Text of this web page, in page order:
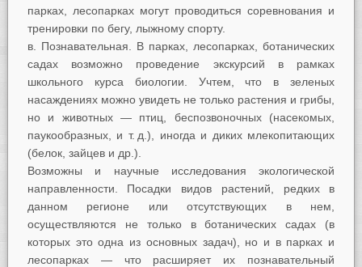
парках, лесопарках могут проводиться соревнования и
тренировки по бегу, лыжному спорту.
в. Познавательная. В парках, лесопарках, ботанических
садах возможно проведение экскурсий в рамках
школьного курса биологии. Учтем, что в зеленых
насаждениях можно увидеть не только растения и грибы,
но и животных — птиц, беспозвоночных (насекомых,
паукообразных, и т. д.), иногда и диких млекопитающих
(белок, зайцев и др.).
Возможны и научные исследования экологической
направленности. Посадки видов растений, редких в
данном регионе или отсутствующих в нем,
осуществляются не только в ботанических садах (в
которых это одна из основных задач), но и в парках и
лесопарках — что расширяет их познавательный